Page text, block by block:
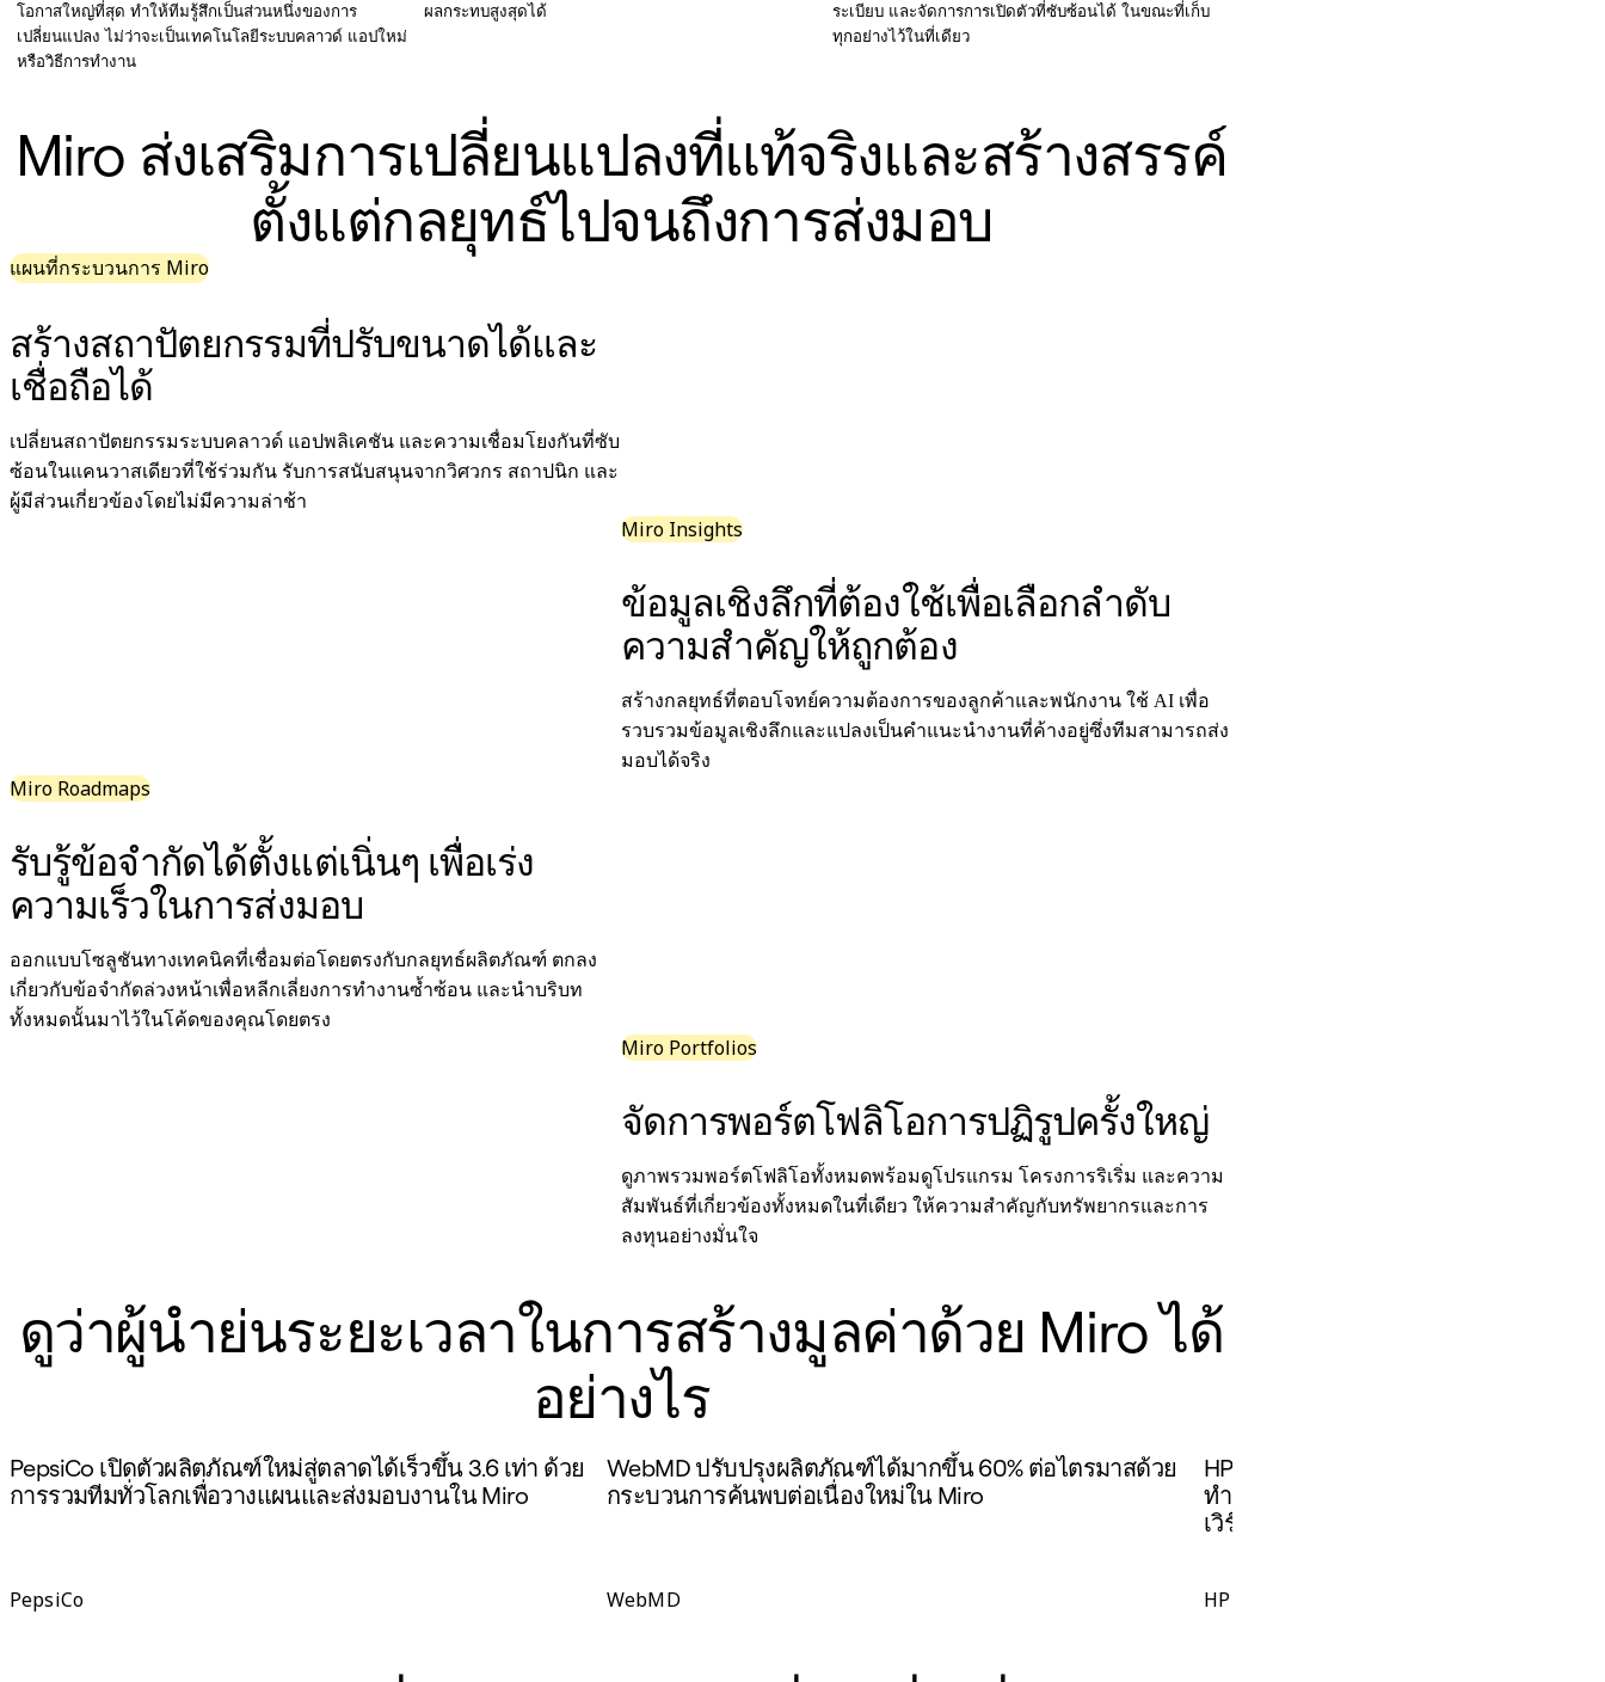
ทั่วไป
Diagramming
การแมปแนวคิด
ผังงาน
การจัดทำแผนการทำงาน
การแมปกระบวนการ
ต้นแบบและไวร์เฟรม
การออกแบบแผนที่เส้นทางของลูกค้า
การวางแผนและการส่งมอบ
การวางแผนเป้าหมาย
การออกแบบองค์กร
บริการทางการเงิน
วิทยาศาสตร์ชีวภาพและเภสัชกรรม
ตามทีมงาน
การจัดการผลิตภัณฑ์
การออกแบบและ UX
วิศวกรรม
ผู้นำผลิตภัณฑ์และฝ่ายปฏิบัติการ
ทรัพยากร
การเรียนรู้
Reforge Learning
ชุมชนและการสนับสนุน
โอกาสใหญ่ที่สุด ทำให้ทีมรู้สึกเป็นส่วนหนึ่งของการ
เปลี่ยนแปลง ไม่ว่าจะเป็นเทคโนโลยีระบบคลาวด์ แอปใหม่
หรือวิธีการทำงาน
ผลกระทบสูงสุดได้
ระเบียบ และจัดการการเปิดตัวที่ซับซ้อนได้ ในขณะที่เก็บ
ทุกอย่างไว้ในที่เดียว
Miro ส่งเสริมการเปลี่ยนแปลงที่แท้จริงและสร้างสรรค์
ตั้งแต่กลยุทธ์ไปจนถึงการส่งมอบ
แผนที่กระบวนการ Miro
สร้างสถาปัตยกรรมที่ปรับขนาดได้และ
เชื่อถือได้
เปลี่ยนสถาปัตยกรรมระบบคลาวด์ แอปพลิเคชัน และความเชื่อมโยงกันที่ซับ
ซ้อนในแคนวาสเดียวที่ใช้ร่วมกัน รับการสนับสนุนจากวิศวกร สถาปนิก และ
ผู้มีส่วนเกี่ยวข้องโดยไม่มีความล่าช้า
Miro Insights
ข้อมูลเชิงลึกที่ต้องใช้เพื่อเลือกลำดับ
ความสำคัญให้ถูกต้อง
สร้างกลยุทธ์ที่ตอบโจทย์ความต้องการของลูกค้าและพนักงาน ใช้ AI เพื่อ
รวบรวมข้อมูลเชิงลึกและแปลงเป็นคำแนะนำงานที่ค้างอยู่ซึ่งทีมสามารถส่ง
มอบได้จริง
Miro Roadmaps
รับรู้ข้อจำกัดได้ตั้งแต่เนิ่นๆ เพื่อเร่ง
ความเร็วในการส่งมอบ
ออกแบบโซลูชันทางเทคนิคที่เชื่อมต่อโดยตรงกับกลยุทธ์ผลิตภัณฑ์ ตกลง
เกี่ยวกับข้อจำกัดล่วงหน้าเพื่อหลีกเลี่ยงการทำงานซ้ำซ้อน และนำบริบท
ทั้งหมดนั้นมาไว้ในโค้ดของคุณโดยตรง
Miro Portfolios
จัดการพอร์ตโฟลิโอการปฏิรูปครั้งใหญ่
ดูภาพรวมพอร์ตโฟลิโอทั้งหมดพร้อมดูโปรแกรม โครงการริเริ่ม และความ
สัมพันธ์ที่เกี่ยวข้องทั้งหมดในที่เดียว ให้ความสำคัญกับทรัพยากรและการ
ลงทุนอย่างมั่นใจ
ดูว่าผู้นำย่นระยะเวลาในการสร้างมูลค่าด้วย Miro ได้
อย่างไร
PepsiCo เปิดตัวผลิตภัณฑ์ใหม่สู่ตลาดได้เร็วขึ้น 3.6 เท่า ด้วย
การรวมทีมทั่วโลกเพื่อวางแผนและส่งมอบงานใน Miro
PepsiCo
WebMD ปรับปรุงผลิตภัณฑ์ได้มากขึ้น 60% ต่อไตรมาสด้วย
กระบวนการค้นพบต่อเนื่องใหม่ใน Miro
WebMD
HP ประเมินพฤติกรรมของพนักงานปัจจุบั
ทำงานแบบใหม่ๆ เข้ามาใช้ได้ง่าย หลังจ
เวิร์กชอปและส่งเสริมความคล่องตัวในกา
HP